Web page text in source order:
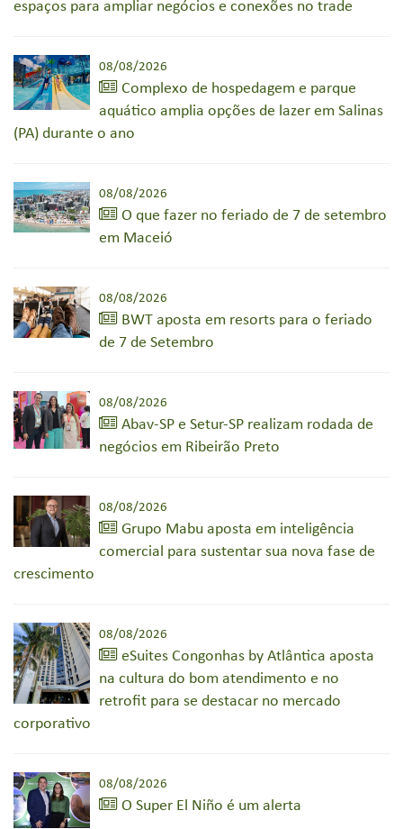
espaços para ampliar negócios e conexões no trade
08/08/2026
Complexo de hospedagem e parque
aquático amplia opções de lazer em Salinas
(PA) durante o ano
08/08/2026
O que fazer no feriado de 7 de setembro
em Maceió
08/08/2026
BWT aposta em resorts para o feriado
de 7 de Setembro
08/08/2026
Abav-SP e Setur-SP realizam rodada de
negócios em Ribeirão Preto
08/08/2026
Grupo Mabu aposta em inteligência
comercial para sustentar sua nova fase de
crescimento
08/08/2026
eSuites Congonhas by Atlântica aposta
na cultura do bom atendimento e no
retrofit para se destacar no mercado
corporativo
08/08/2026
O Super El Niño é um alerta